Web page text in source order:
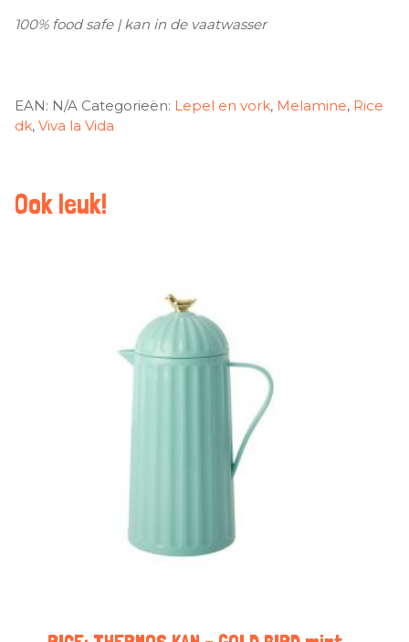
100% food safe | kan in de vaatwasser
EAN: N/A Categorieën: Lepel en vork, Melamine, Rice
dk, Viva la Vida
Ook leuk!